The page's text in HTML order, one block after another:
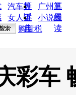
算
算
汽车投
诉
广州车
展
女人宝
典
小说阅
读
购置税
彩车